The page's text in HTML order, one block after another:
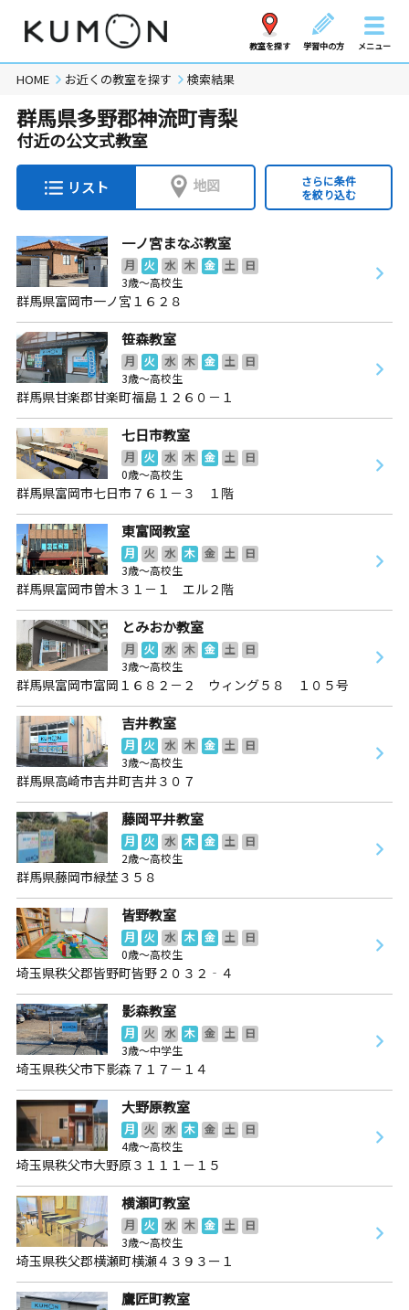
教室を探す 学習中の方 メニュー
HOME お近くの教室を探す 検索結果
群馬県多野郡神流町青梨
付近の公文式教室
リスト 地図
さらに条件
を絞り込む
一ノ宮まなぶ教室
月 火 水 木 金 土
日
3歳～高校生
群馬県富岡市一ノ宮１６２８
笹森教室
月 火 水 木 金 土
日
3歳～高校生
群馬県甘楽郡甘楽町福島１２６０－１
七日市教室
月 火 水 木 金 土
日
0歳～高校生
群馬県富岡市七日市７６１－３ １階
東富岡教室
月 火 水 木 金 土
日
3歳～高校生
群馬県富岡市曽木３１－１ エル２階
とみおか教室
月 火 水 木 金 土
日
3歳～高校生
群馬県富岡市富岡１６８２－２ ウィング５８ １０５号
吉井教室
月 火 水 木 金 土
日
3歳～高校生
群馬県高崎市吉井町吉井３０７
藤岡平井教室
月 火 水 木 金 土
日
2歳～高校生
群馬県藤岡市緑埜３５８
皆野教室
月 火 水 木 金 土
日
0歳～高校生
埼玉県秩父郡皆野町皆野２０３２‐４
影森教室
月 火 水 木 金 土
日
3歳～中学生
埼玉県秩父市下影森７１７－１４
大野原教室
月 火 水 木 金 土
日
4歳～高校生
埼玉県秩父市大野原３１１１－１５
横瀬町教室
月 火 水 木 金 土
日
3歳～高校生
埼玉県秩父郡横瀬町横瀬４３９３ー１
鷹匠町教室